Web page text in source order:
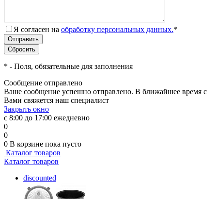
Я согласен на обработку персональных данных.*
* - Поля, обязательные для заполнения
Сообщение отправлено
Ваше сообщение успешно отправлено. В ближайшее время с
Вами свяжется наш специалист
Закрыть окно
с 8:00 до 17:00 ежедневно
0
0
0 В корзине пока пусто
Каталог товаров
Каталог товаров
discounted